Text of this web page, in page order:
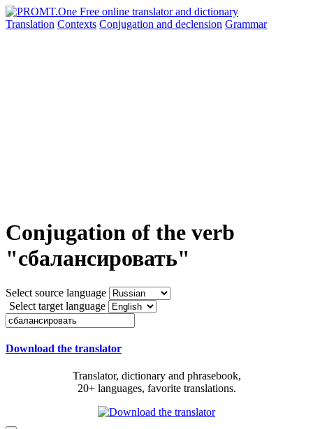
Translation Contexts Conjugation and declension Grammar
Conjugation of the verb
"сбалансировать"
Select source language
Select target language
Download the translator
Translator, dictionary and phrasebook,
20+ languages, favorite translations.